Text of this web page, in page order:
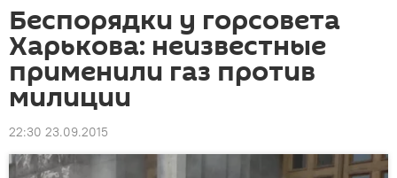
Беспорядки у горсовета
Харькова: неизвестные
применили газ против
милиции
22:30 23.09.2015